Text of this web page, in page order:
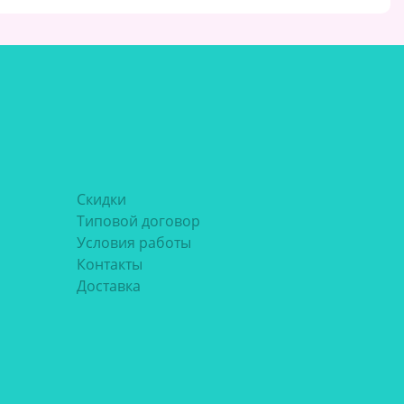
Скидки
Типовой договор
Условия работы
Контакты
Доставка